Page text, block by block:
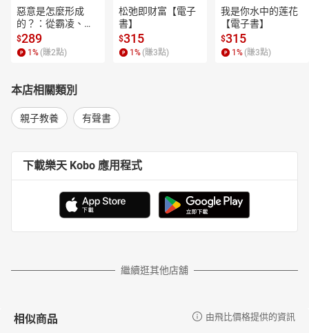
惡意是怎麼形成
的？：從霸凌、劈
腿到仇恨言論，歷
時15年、全球超過
250萬筆研究數
揪出身邊有問題的
人！【電子書】
$289
1 % (賺2點)
松弛即财富【電子
書】
$315
1 % (賺3點)
我是你水中的莲花
【電子書】
$315
1 % (賺3點)
本店相關類別
親子教養 有聲書
下載樂天 Kobo 應用程式
繼續逛其他店舖
相似商品 由飛比價格提供的資訊